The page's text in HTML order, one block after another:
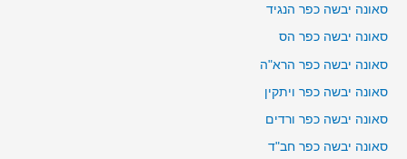
סאונה יבשה כפר הנגיד
סאונה יבשה כפר הס
סאונה יבשה כפר הרא"ה
סאונה יבשה כפר ויתקין
סאונה יבשה כפר ורדים
סאונה יבשה כפר חב"ד